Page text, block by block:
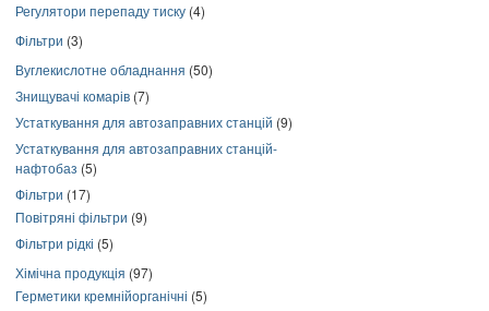
Регулятори перепаду тиску (4)
Фільтри (3)
Вуглекислотне обладнання (50)
Знищувачі комарів (7)
Устаткування для автозаправних станцій (9)
Устаткування для автозаправних станцій-
нафтобаз (5)
Фільтри (17)
Повітряні фільтри (9)
Фільтри рідкі (5)
Хімічна продукція (97)
Герметики кремнійорганічні (5)